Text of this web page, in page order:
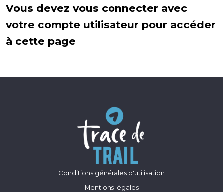
Vous devez vous connecter avec
votre compte utilisateur pour accéder
à cette page
Conditions générales d'utilisation
Mentions légales